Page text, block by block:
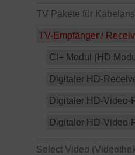
TV Pakete für
TV-Empfänger /
CI+ Modul (HD
Digitaler HD-
Digitaler HD-Video-
Digitaler HD-Video-
Select Video